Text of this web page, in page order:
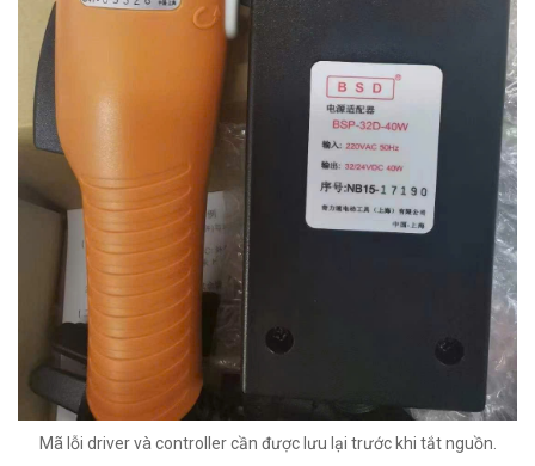
Mã lỗi driver và controller cần được lưu lại trước khi tắt nguồn.